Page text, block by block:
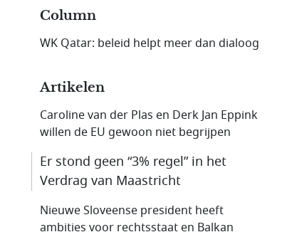
Column
WK Qatar: beleid helpt meer dan dialoog
Artikelen
Caroline van der Plas en Derk Jan Eppink
willen de EU gewoon niet begrijpen
Er stond geen “3% regel” in het
Verdrag van Maastricht
Nieuwe Sloveense president heeft
ambities voor rechtsstaat en Balkan